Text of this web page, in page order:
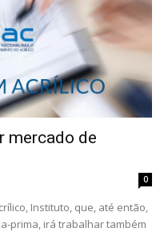
mercado de
0
Instituto, que, até então,
prima, irá trabalhar também